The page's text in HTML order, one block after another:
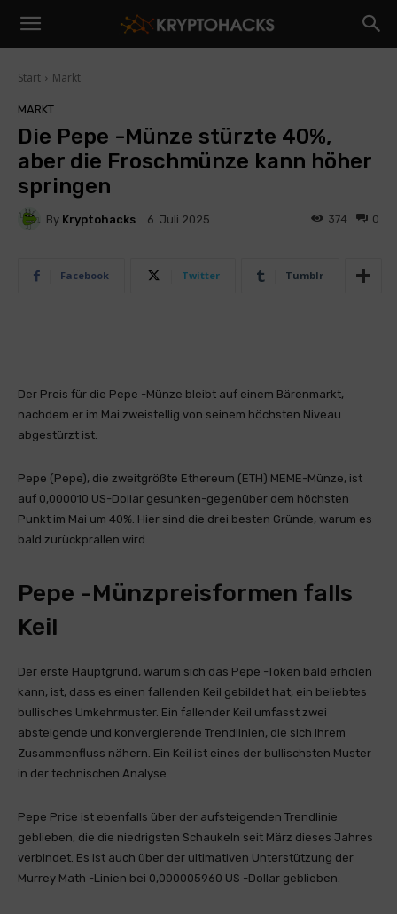
Start Markt
MARKT
Die Pepe -Münze stürzte 40%,
aber die Froschmünze kann höher
springen
By Kryptohacks 6. Juli 2025 0
374
Facebook Twitter Tumblr
Der Preis für die Pepe -Münze bleibt auf einem Bärenmarkt,
nachdem er im Mai zweistellig von seinem höchsten Niveau
abgestürzt ist.
Pepe (Pepe), die zweitgrößte Ethereum (ETH) MEME-Münze, ist
auf 0,000010 US-Dollar gesunken-gegenüber dem höchsten
Punkt im Mai um 40%. Hier sind die drei besten Gründe, warum es
bald zurückprallen wird.
Pepe -Münzpreisformen falls
Keil
Der erste Hauptgrund, warum sich das Pepe -Token bald erholen
kann, ist, dass es einen fallenden Keil gebildet hat, ein beliebtes
bullisches Umkehrmuster. Ein fallender Keil umfasst zwei
absteigende und konvergierende Trendlinien, die sich ihrem
Zusammenfluss nähern. Ein Keil ist eines der bullischsten Muster
in der technischen Analyse.
Pepe Price ist ebenfalls über der aufsteigenden Trendlinie
geblieben, die die niedrigsten Schaukeln seit März dieses Jahres
verbindet. Es ist auch über der ultimativen Unterstützung der
Murrey Math -Linien bei 0,000005960 US -Dollar geblieben.